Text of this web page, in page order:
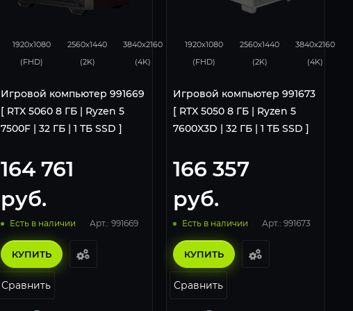
1920x1080
(FHD)
2560x1440
(2K)
3840x2160
(4K)
Игровой компьютер 991669
[ RTX 5060 8 ГБ | Ryzen 5
7500F | 32 ГБ | 1 ТБ SSD ]
164 761
руб.
Есть в наличии Арт.: 991669
КУПИТЬ
Сравнить
1920x1080
(FHD)
2560x1440
(2K)
3840x2160
(4K)
Игровой компьютер 991673
[ RTX 5050 8 ГБ | Ryzen 5
7600X3D | 32 ГБ | 1 ТБ SSD ]
166 357
руб.
Есть в наличии Арт.: 991673
КУПИТЬ
Сравнить